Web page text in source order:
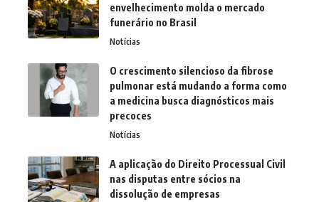
envelhecimento molda o mercado
funerário no Brasil
Notícias
O crescimento silencioso da fibrose
pulmonar está mudando a forma como
a medicina busca diagnósticos mais
precoces
Notícias
A aplicação do Direito Processual Civil
nas disputas entre sócios na
dissolução de empresas